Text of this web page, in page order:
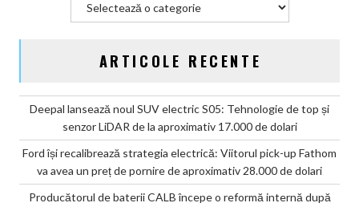
ARTICOLE RECENTE
Deepal lansează noul SUV electric S05: Tehnologie de top și
senzor LiDAR de la aproximativ 17.000 de dolari
Ford își recalibrează strategia electrică: Viitorul pick-up Fathom
va avea un preț de pornire de aproximativ 28.000 de dolari
Producătorul de baterii CALB începe o reformă internă după